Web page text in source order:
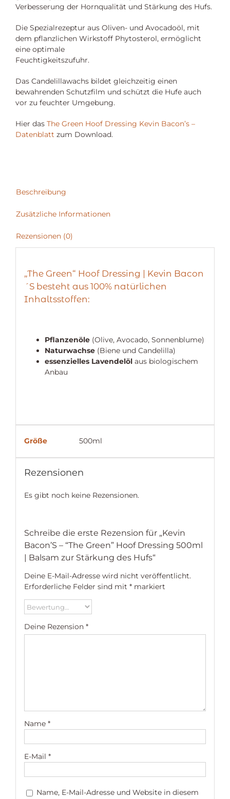
Verbesserung der Hornqualität und Stärkung des Hufs.
Die Spezialrezeptur aus Oliven- und Avocadoöl, mit
dem pflanzlichen Wirkstoff Phytosterol, ermöglicht
eine optimale
Feuchtigkeitszufuhr.
Das Candelillawachs bildet gleichzeitig einen
bewahrenden Schutzfilm und schützt die Hufe auch
vor zu feuchter Umgebung.
Hier das The Green Hoof Dressing Kevin Bacon’s –
Datenblatt zum Download.
Beschreibung
Zusätzliche Informationen
Rezensionen (0)
„The Green“ Hoof Dressing | Kevin Bacon
´S besteht aus 100% natürlichen
Inhaltsstoffen:
Pflanzenöle (Olive, Avocado, Sonnenblume)
Naturwachse (Biene und Candelilla)
essenzielles Lavendelöl aus biologischem
Anbau
Größe 500ml
Rezensionen
Es gibt noch keine Rezensionen.
Schreibe die erste Rezension für „Kevin
Bacon’S – “The Green” Hoof Dressing 500ml
| Balsam zur Stärkung des Hufs“
Deine E-Mail-Adresse wird nicht veröffentlicht.
Erforderliche Felder sind mit *markiert
Deine Rezension *
Name *
E-Mail *
Name, E-Mail-Adresse und Website in diesem